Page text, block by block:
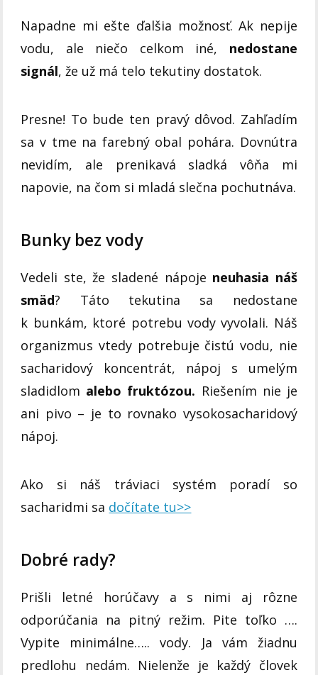
Napadne mi ešte ďalšia možnosť. Ak nepije
vodu, ale niečo celkom iné, nedostane
signál, že už má telo tekutiny dostatok.
Presne! To bude ten pravý dôvod. Zahľadím
sa v tme na farebný obal pohára. Dovnútra
nevidím, ale prenikavá sladká vôňa mi
napovie, na čom si mladá slečna pochutnáva.
Bunky bez vody
Vedeli ste, že sladené nápoje neuhasia náš
smäd? Táto tekutina sa nedostane
k bunkám, ktoré potrebu vody vyvolali. Náš
organizmus vtedy potrebuje čistú vodu, nie
sacharidový koncentrát, nápoj s umelým
sladidlom alebo fruktózou. Riešením nie je
ani pivo – je to rovnako vysokosacharidový
nápoj.
Ako si náš tráviaci systém poradí so
sacharidmi sa dočítate tu>>
Dobré rady?
Prišli letné horúčavy a s nimi aj rôzne
odporúčania na pitný režim. Pite toľko ….
Vypite minimálne….. vody. Ja vám žiadnu
predlohu nedám. Nielenže je každý človek